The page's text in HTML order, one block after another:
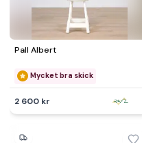
Pall Albert
Mycket bra skick
2 600 kr